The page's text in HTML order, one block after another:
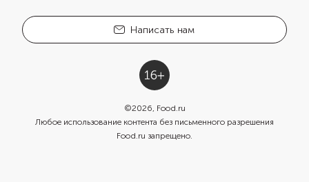
Написать нам
©2026, Food.ru
Любое использование контента без письменного разрешения
Food.ru запрещено.